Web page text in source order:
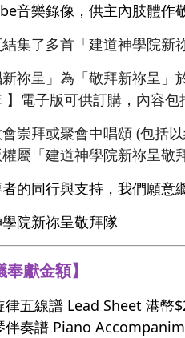
音樂錄像，供主內肢體作
集了多首「建道神學院新
新祢呈」為「敬拜新祢呈
】電子版可供訂購，內容包
崇拜或聚會中唱頌 (包括
屬「建道神學院新祢呈敬
的同行與支持，我們願意
院新祢呈敬拜隊
奉獻金額】
律五線譜 Lead Sheet 港幣
伴奏譜 Piano